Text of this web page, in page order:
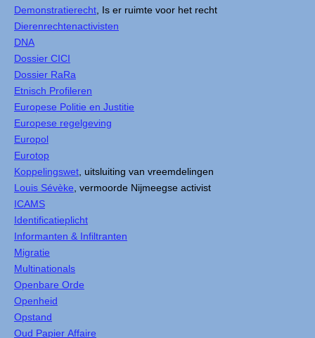
Demonstratierecht , Is er ruimte voor het recht
Dierenrechtenactivisten
DNA
Dossier CICI
Dossier RaRa
Etnisch Profileren
Europese Politie en Justitie
Europese regelgeving
Europol
Eurotop
Koppelingswet , uitsluiting van vreemdelingen
Louis Sévèke , vermoorde Nijmeegse activist
ICAMS
Identificatieplicht
Informanten & Infiltranten
Migratie
Multinationals
Openbare Orde
Openheid
Opstand
Oud Papier Affaire